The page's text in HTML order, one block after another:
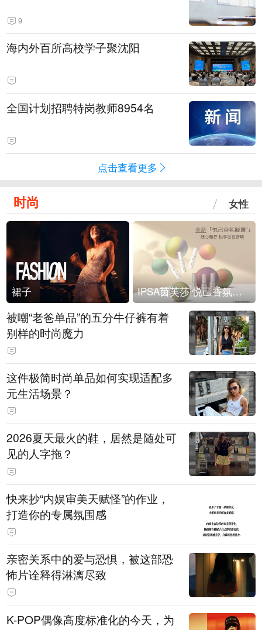
9
海内外百所高校学子聚沈阳
全国计划招聘特岗教师8954名
点击查看更多
时尚 女性
裙子 IPSA茵芙莎 悦己香氛凝露上市
被嘲“老爸单品”的五分牛仔裤有着
别样的时尚魔力
这件极简时尚单品如何实现适配多
元生活场景？
2026夏天最火的鞋，居然是随处可
见的人字拖？
快来抄“内娱审美天赋怪”的作业，
打造你的专属氛围感
亲密关系中的爱与恐惧，被这部恐
怖片诠释得淋漓尽致
K-POP偶像高度标准化的今天，为